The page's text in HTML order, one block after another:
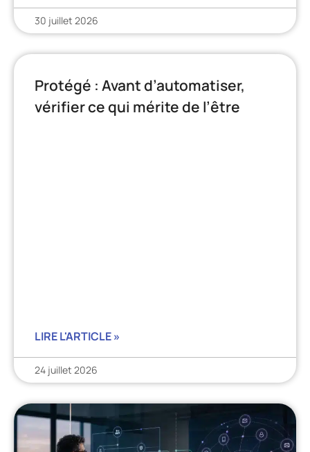
30 juillet 2026
Protégé : Avant d’automatiser,
vérifier ce qui mérite de l’être
LIRE L'ARTICLE »
24 juillet 2026